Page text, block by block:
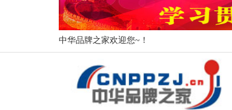
中华品牌之家欢迎您~！